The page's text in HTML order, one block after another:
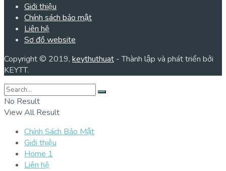
Giới thiệu
Chính sách bảo mật
Liên hệ
Sơ đồ website
Copyright © 2019, keythuthuat - Thành lập và phát triển bởi
KEYTT.
No Result
View All Result
Chính Sách Bảo Mật
Giới thiệu
Home 1
Liên hệ